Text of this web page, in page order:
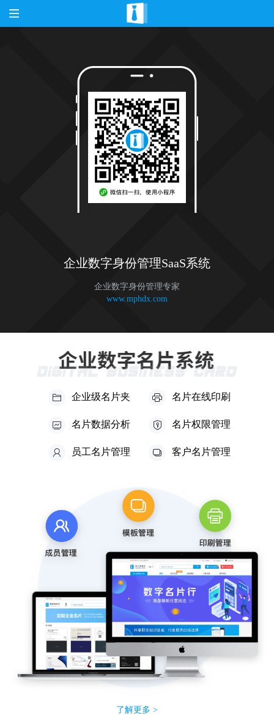
企业数字身份管理SaaS系统
企业数字身份管理专家
www.mphdx.com
企业级名片夹 名片在线印刷
名片数据分析 名片权限管理
员工名片管理 客户名片管理
了解更多 >